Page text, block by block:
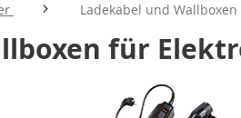
Ladekabel und
für